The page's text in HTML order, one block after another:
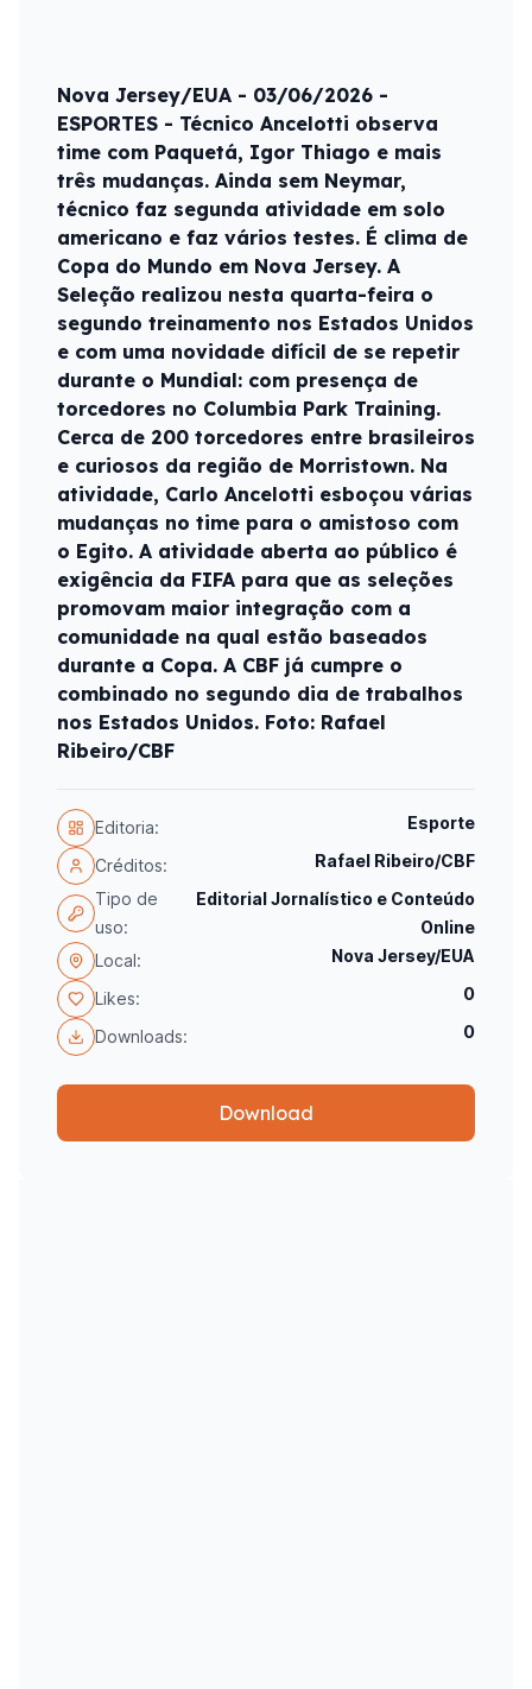
Nova Jersey/EUA - 03/06/2026 -
ESPORTES - Técnico Ancelotti observa
time com Paquetá, Igor Thiago e mais
três mudanças. Ainda sem Neymar,
técnico faz segunda atividade em solo
americano e faz vários testes. É clima de
Copa do Mundo em Nova Jersey. A
Seleção realizou nesta quarta-feira o
segundo treinamento nos Estados Unidos
e com uma novidade difícil de se repetir
durante o Mundial: com presença de
torcedores no Columbia Park Training.
Cerca de 200 torcedores entre brasileiros
e curiosos da região de Morristown. Na
atividade, Carlo Ancelotti esboçou várias
mudanças no time para o amistoso com
o Egito. A atividade aberta ao público é
exigência da FIFA para que as seleções
promovam maior integração com a
comunidade na qual estão baseados
durante a Copa. A CBF já cumpre o
combinado no segundo dia de trabalhos
nos Estados Unidos. Foto: Rafael
Ribeiro/CBF
Editoria: Esporte
Créditos:
Rafael Ribeiro/CBF
Tipo de
uso:
Editorial Jornalístico e Conteúdo
Online
Local:
Nova Jersey/EUA
Likes: 0
Downloads: 0
Download